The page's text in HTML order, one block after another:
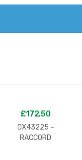
£172.50
DX43225 –
RACCORD